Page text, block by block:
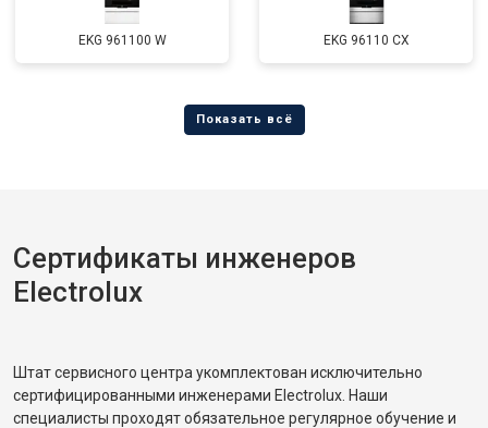
EKG 961100 W EKG 96110 CX
Сертификаты инженеров
Electrolux
Штат сервисного центра укомплектован исключительно
сертифицированными инженерами Electrolux. Наши
специалисты проходят обязательное регулярное обучение и